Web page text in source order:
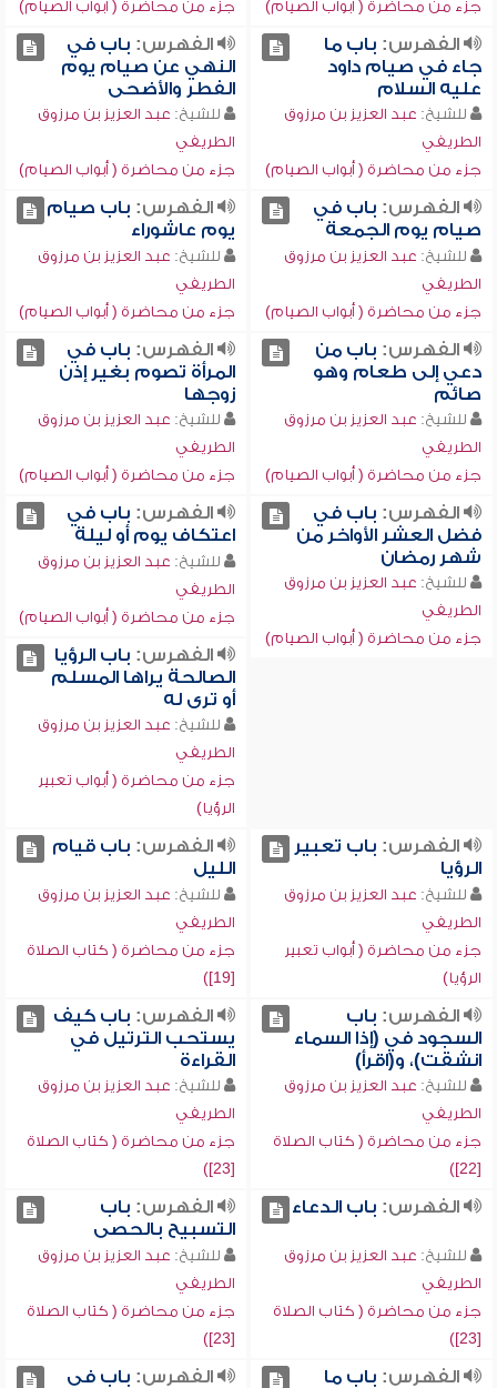
جزء من محاضرة ( أبواب الصيام) جزء من محاضرة ( أبواب الصيام)
الفهرس: باب ما
جاء في صيام داود
عليه السلام
للشيخ: عبد العزيز بن مرزوق
الطريفي
جزء من محاضرة ( أبواب الصيام)
الفهرس: باب في
النهي عن صيام يوم
الفطر والأضحى
للشيخ: عبد العزيز بن مرزوق
الطريفي
جزء من محاضرة ( أبواب الصيام)
الفهرس: باب في
صيام يوم الجمعة
للشيخ: عبد العزيز بن مرزوق
الطريفي
جزء من محاضرة ( أبواب الصيام)
الفهرس: باب صيام
يوم عاشوراء
للشيخ: عبد العزيز بن مرزوق
الطريفي
جزء من محاضرة ( أبواب الصيام)
الفهرس: باب من
دعي إلى طعام وهو
صائم
للشيخ: عبد العزيز بن مرزوق
الطريفي
جزء من محاضرة ( أبواب الصيام)
الفهرس: باب في
المرأة تصوم بغير إذن
زوجها
للشيخ: عبد العزيز بن مرزوق
الطريفي
جزء من محاضرة ( أبواب الصيام)
الفهرس: باب في
فضل العشر الأواخر من
شهر رمضان
للشيخ: عبد العزيز بن مرزوق
الطريفي
جزء من محاضرة ( أبواب الصيام)
الفهرس: باب في
اعتكاف يوم أو ليلة
للشيخ: عبد العزيز بن مرزوق
الطريفي
جزء من محاضرة ( أبواب الصيام)
الفهرس: باب الرؤيا
الصالحة يراها المسلم
أو ترى له
للشيخ: عبد العزيز بن مرزوق
الطريفي
جزء من محاضرة ( أبواب تعبير
الرؤيا)
الفهرس: باب تعبير
الرؤيا
للشيخ: عبد العزيز بن مرزوق
الطريفي
جزء من محاضرة ( أبواب تعبير
الرؤيا)
الفهرس: باب قيام
الليل
للشيخ: عبد العزيز بن مرزوق
الطريفي
جزء من محاضرة ( كتاب الصلاة
[19])
الفهرس: باب
السجود في (إذا السماء
انشقت)، و(اقرأ)
للشيخ: عبد العزيز بن مرزوق
الطريفي
جزء من محاضرة ( كتاب الصلاة
[22])
الفهرس: باب كيف
يستحب الترتيل في
القراءة
للشيخ: عبد العزيز بن مرزوق
الطريفي
جزء من محاضرة ( كتاب الصلاة
[23])
الفهرس: باب الدعاء
للشيخ: عبد العزيز بن مرزوق
الطريفي
جزء من محاضرة ( كتاب الصلاة
[23])
الفهرس: باب
التسبيح بالحصى
للشيخ: عبد العزيز بن مرزوق
الطريفي
جزء من محاضرة ( كتاب الصلاة
[23])
الفهرس: باب ما
الفهرس: باب في